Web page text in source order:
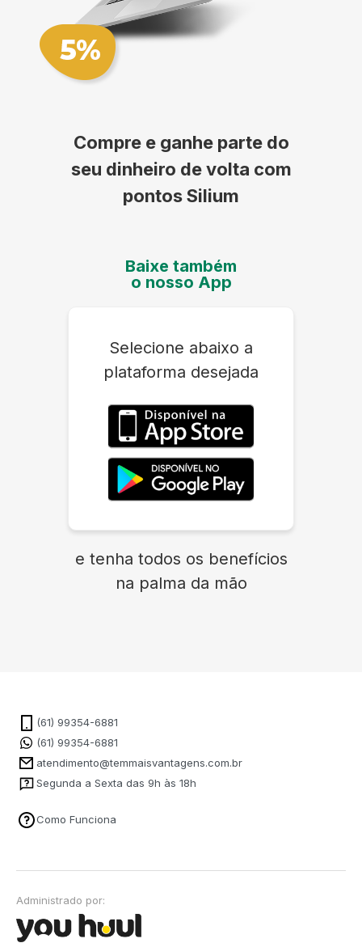
Compre e ganhe parte do
seu dinheiro de volta com
pontos Silium
Baixe também
o nosso App
e tenha todos os benefícios
na palma da mão
Selecione abaixo a
plataforma desejada
(61) 99354-6881
(61) 99354-6881
atendimento@temmaisvantagens.com.br
Segunda a Sexta das 9h às 18h
Como Funciona
Administrado por: